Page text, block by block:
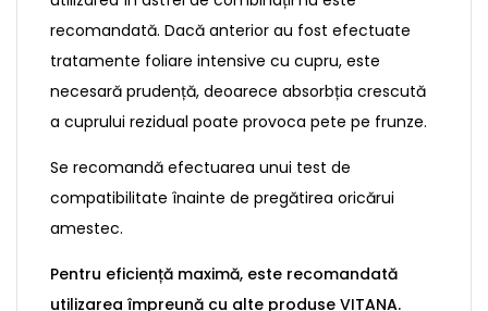
recomandată. Dacă anterior au fost efectuate
tratamente foliare intensive cu cupru, este
necesară prudență, deoarece absorbția crescută
a cuprului rezidual poate provoca pete pe frunze.
Se recomandă efectuarea unui test de
compatibilitate înainte de pregătirea oricărui
amestec.
Pentru eficiență maximă, este recomandată
utilizarea împreună cu alte produse VITANA.